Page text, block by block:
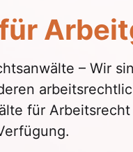
– Wir
für